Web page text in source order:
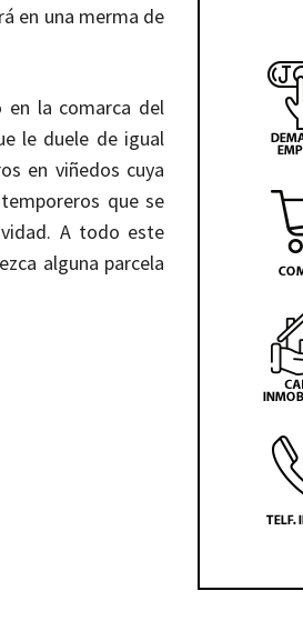
en una merma de
en la comarca del
le duele de igual
en viñedos cuya
que se
A todo este
alguna parcela